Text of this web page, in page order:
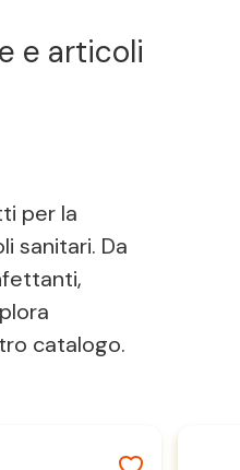
e articoli
per la
sanitari. Da
catalogo.